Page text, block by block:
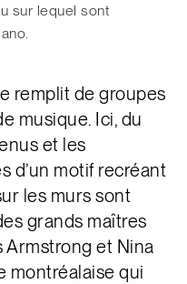
sur lequel sont
remplit de groupes
musique. Ici, du
et les
d’un motif recréant
les murs sont
grands maîtres
Armstrong et Nina
montréalaise qui